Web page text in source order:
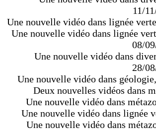
11/
Une nouvelle vidéo dans lignée
Une nouvelle vidéo dans lignée
08/
Une nouvelle vidéo dans
28/
Une nouvelle vidéo dans
Deux nouvelles vidéos dans
Une nouvelle vidéo dans
Une nouvelle vidéo dans lignée
Une nouvelle vidéo dans